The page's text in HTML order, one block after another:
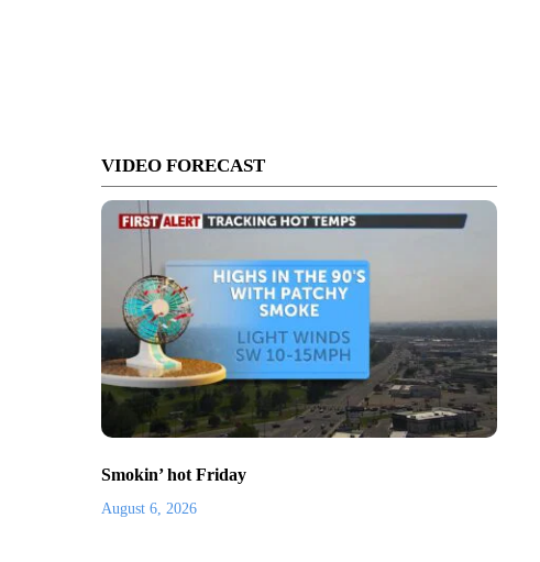
VIDEO FORECAST
Smokin’ hot Friday
August 6, 2026